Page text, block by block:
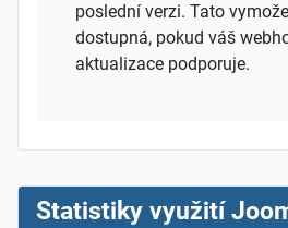
poslední verzi. Tato
dostupná, pokud váš
aktualizace podporuje.
Statistiky využití